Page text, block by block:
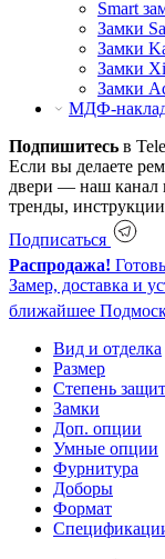
Smart
Замки
Замки
Замки
Замки
МДФ-
Подпишитесь в
Если вы делаете
двери — наш канал
тренды,
Подписаться
Распродажа!
Замер, доставка и
ближайшее
Вид и отделка
Размер
Степень
Замки
Доп. опции
Умные опции
Фурнитура
Доборы
Формат